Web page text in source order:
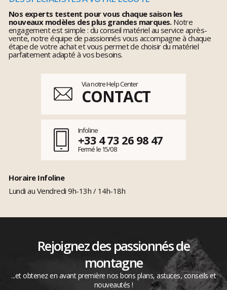
Nos experts testent pour vous chaque saison les
nouveaux modèles des plus grandes marques.Notre
engagement est simple : du conseil matériel au service après-
vente, notre équipe de passionnés vous accompagne à chaque
étape de votre achat et vous permet de choisir du matériel
parfaitement adapté à vos besoins.
Via notre Help Center
CONTACT
Infoline
+33 4 73 26 98 47
Fermé le 15/08
Horaire Infoline
Lundi au Vendredi 9h-13h / 14h-18h
Rejoignez des passionnés de
montagne
...et obtenez en avant première nos bons plans, astuces, conseils et
nouveautés !